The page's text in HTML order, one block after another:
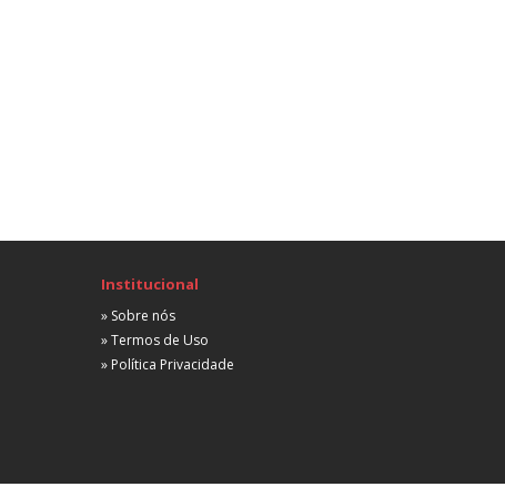
Campinas, SP
A partir de R$ 6.000,00
Programa de Trainee Arcor 2015
Institucional
» Sobre nós
» Termos de Uso
» Política Privacidade